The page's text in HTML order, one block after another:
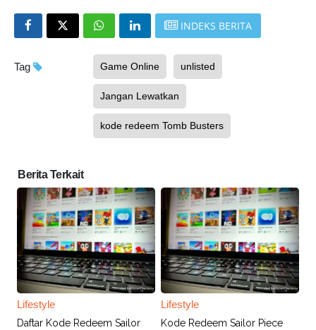
INDEKS BERITA
Tag Game Online unlisted
Jangan Lewatkan
kode redeem Tomb Busters
Berita Terkait
Lifestyle
Daftar Kode Redeem Sailor
Lifestyle
Kode Redeem Sailor Piece